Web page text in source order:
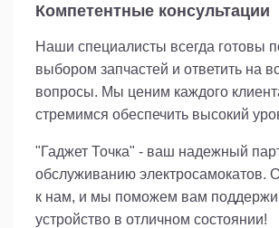
Компетентные консультации
Наши специалисты всегда готовы
выбором запчастей и ответить на
вопросы. Мы ценим каждого
стремимся обеспечить высокий
"Гаджет Точка" - ваш надежный
обслуживанию электросамокатов.
к нам, и мы поможем вам
устройство в отличном состоянии!